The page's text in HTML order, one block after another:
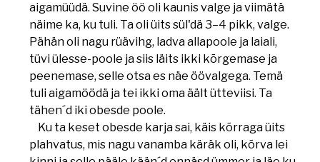
aigamüüdä. Suvine öö oli kaunis valge ja viimätä
näime ka, ku tuli. Ta oli üits sül'dä 3–4 pikk, valge.
Pähän oli nagu rüävihg, ladva allapoole ja laiali,
tüvi ülesse-poole ja siis läits ikki kõrgemase ja
peenemase, selle otsa es näe öövalgega. Temä
tuli aigamöödä ja tei ikki oma äält ütteviisi. Ta
tähen´d iki obesde poole.
Ku ta keset obesde karja sai, käis kõrraga üits
plahvatus, mis nagu vanamba käräk oli, kõrva lei